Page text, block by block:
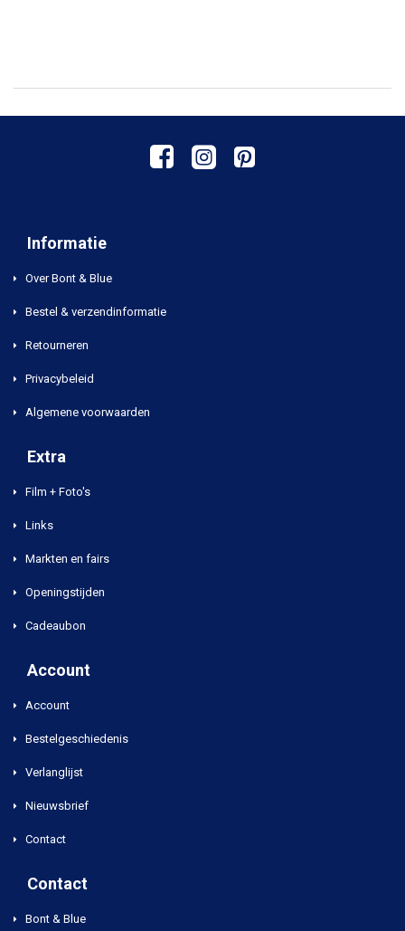
Informatie
Over Bont & Blue
Bestel & verzendinformatie
Retourneren
Privacybeleid
Algemene voorwaarden
Extra
Film + Foto's
Links
Markten en fairs
Openingstijden
Cadeaubon
Account
Account
Bestelgeschiedenis
Verlanglijst
Nieuwsbrief
Contact
Contact
Bont & Blue